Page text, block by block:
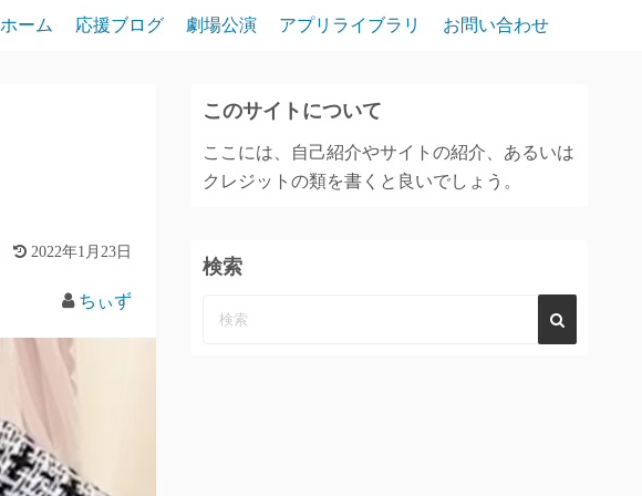
ホーム 応援ブログ 劇場公演 アプリライブラリ お問い合わせ
2022年1月23日
ちぃず
このサイトについて
ここには、自己紹介やサイトの紹介、あるいは
クレジットの類を書くと良いでしょう。
検索